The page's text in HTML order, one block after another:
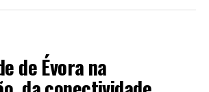
de Évora na